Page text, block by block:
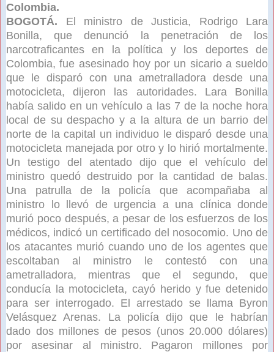
Colombia.
BOGOTÁ. El ministro de Justicia, Rodrigo Lara
Bonilla, que denunció la penetración de los
narcotraficantes en la política y los deportes de
Colombia, fue asesinado hoy por un sicario a sueldo
que le disparó con una ametralladora desde una
motocicleta, dijeron las autoridades. Lara Bonilla
había salido en un vehículo a las 7 de la noche hora
local de su despacho y a la altura de un barrio del
norte de la capital un individuo le disparó desde una
motocicleta manejada por otro y lo hirió mortalmente.
Un testigo del atentado dijo que el vehículo del
ministro quedó destruido por la cantidad de balas.
Una patrulla de la policía que acompañaba al
ministro lo llevó de urgencia a una clínica donde
murió poco después, a pesar de los esfuerzos de los
médicos, indicó un certificado del nosocomio. Uno de
los atacantes murió cuando uno de los agentes que
escoltaban al ministro le contestó con una
ametralladora, mientras que el segundo, que
conducía la motocicleta, cayó herido y fue detenido
para ser interrogado. El arrestado se llama Byron
Velásquez Arenas. La policía dijo que le habrían
dado dos millones de pesos (unos 20.000 dólares)
por asesinar al ministro. Pagaron millones por